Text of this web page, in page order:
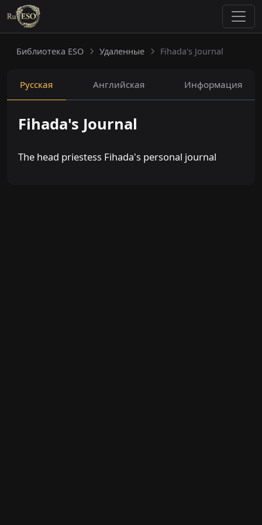
Библиотека ESO Удаленные Fihada's Journal
Русская Английская Информация
Fihada's Journal
The head priestess Fihada's personal journal